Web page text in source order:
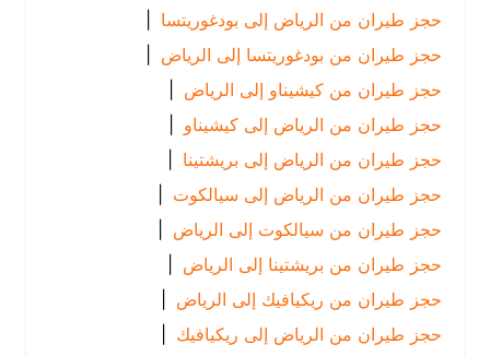
حجز طيران من الرياض إلى بودغوريتسا
|
حجز طيران من بودغوريتسا إلى الرياض
|
حجز طيران من كيشيناو إلى الرياض
|
حجز طيران من الرياض إلى كيشيناو |
حجز طيران من الرياض إلى بريشتينا |
حجز طيران من الرياض إلى سيالكوت |
حجز طيران من سيالكوت إلى الرياض
|
حجز طيران من بريشتينا إلى الرياض
|
حجز طيران من ريكيافيك إلى الرياض
|
حجز طيران من الرياض إلى ريكيافيك |